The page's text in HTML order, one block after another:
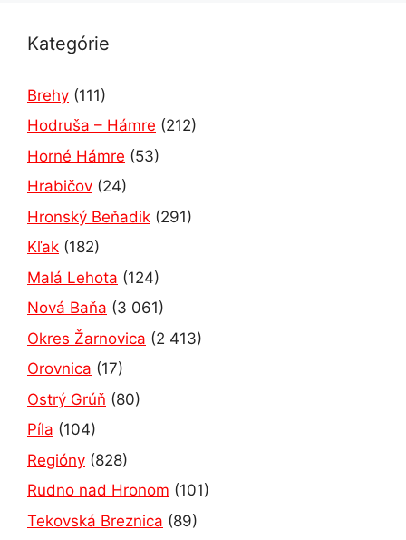
Kategórie
Brehy (111)
Hodruša – Hámre (212)
Horné Hámre (53)
Hrabičov (24)
Hronský Beňadik (291)
Kľak (182)
Malá Lehota (124)
Nová Baňa (3 061)
Okres Žarnovica (2 413)
Orovnica (17)
Ostrý Grúň (80)
Píla (104)
Regióny (828)
Rudno nad Hronom (101)
Tekovská Breznica (89)